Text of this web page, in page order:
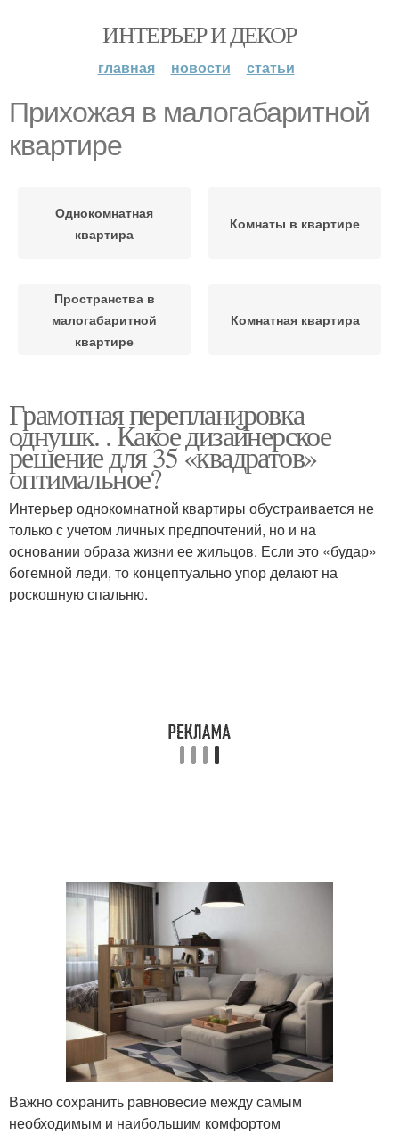
ИНТЕРЬЕР И ДЕКОР
главная новости статьи
Прихожая в малогабаритной
квартире
Однокомнатная
квартира
Комнаты в квартире
Пространства в
малогабаритной
квартире
Комнатная квартира
Грамотная перепланировка
однушк. . Какое дизайнерское
решение для 35 «квадратов»
оптимальное?
Интерьер однокомнатной квартиры обустраивается не
только с учетом личных предпочтений, но и на
основании образа жизни ее жильцов. Если это «будар»
богемной леди, то концептуально упор делают на
роскошную спальню.
Важно сохранить равновесие между самым
необходимым и наибольшим комфортом